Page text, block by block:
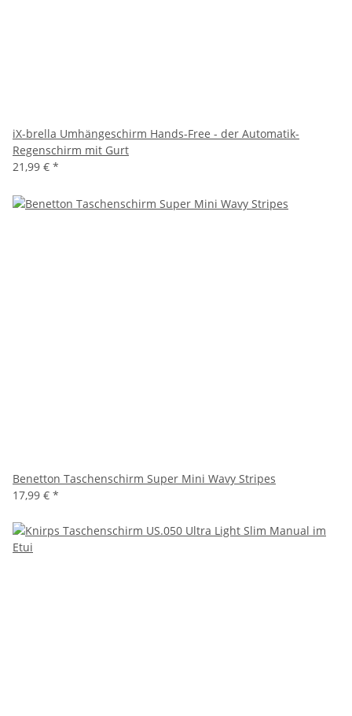
iX-brella Umhängeschirm Hands-Free - der Automatik-
Regenschirm mit Gurt
21,99 € *
Benetton Taschenschirm Super Mini Wavy Stripes
17,99 € *